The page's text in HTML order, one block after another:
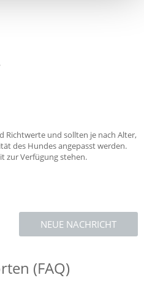
Richtwerte und sollten je nach Alter,
des Hundes angepasst werden.
zur Verfügung stehen.
NEUE NACHRICHT
(FAQ)